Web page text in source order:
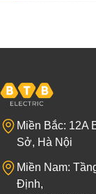
Miền Bắc: 12A
Sở, Hà Nội
Miền Nam:
Định,